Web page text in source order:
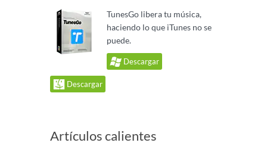
TunesGo libera tu música,
haciendo lo que iTunes no se
puede.
Descargar
Descargar
Artículos calientes